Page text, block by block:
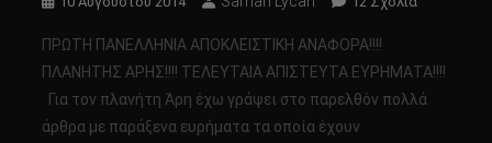
ΑΝΑΦΟΡΑ!!!!
ΠΡΩΤΗ ΠΑΝΕΛΛΗΝΙΑ ΑΠΟΚΛΕΙΣΤΙΚΗ ΑΝΑΦΟΡΑ!!!!
ΠΛΑΝΗΤΗΣ ΑΡΗΣ!!!! ΤΕΛΕΥΤΑΙΑ ΑΠΙΣΤΕΥΤΑ ΕΥΡΗΜΑΤΑ!!!!
Για τον πλανήτη Άρη έχω γράψει στο παρελθόν πολλά
άρθρα με παράξενα ευρήματα τα οποία έχουν